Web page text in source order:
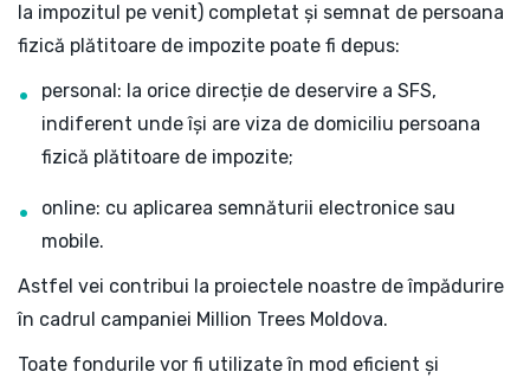
la impozitul pe venit) completat și semnat de persoana
fizică plătitoare de impozite poate fi depus:
personal: la orice direcție de deservire a SFS,
indiferent unde își are viza de domiciliu persoana
fizică plătitoare de impozite;
online: cu aplicarea semnăturii electronice sau
mobile.
Astfel vei contribui la proiectele noastre de împădurire
în cadrul campaniei Million Trees Moldova.
Toate fondurile vor fi utilizate în mod eficient și